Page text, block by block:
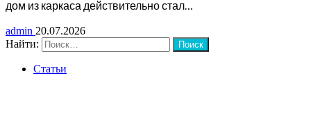
дом из каркаса действительно стал…
admin 20.07.2026
Найти:
Статьи